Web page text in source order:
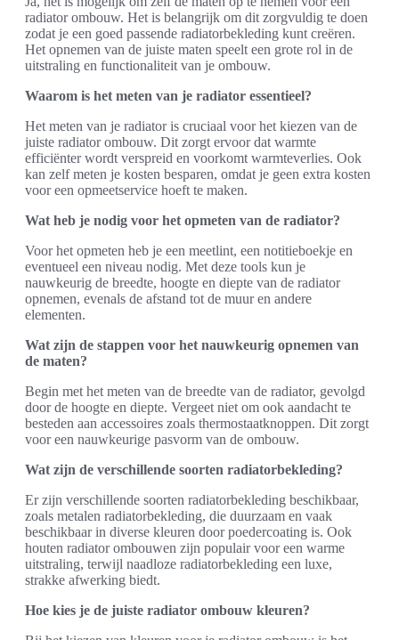
radiator ombouw. Het is belangrijk om dit zorgvuldig te doen
zodat je een goed passende radiatorbekleding kunt creëren.
Het opnemen van de juiste maten speelt een grote rol in de
uitstraling en functionaliteit van je ombouw.
Waarom is het meten van je radiator essentieel?
Het meten van je radiator is cruciaal voor het kiezen van de
juiste radiator ombouw. Dit zorgt ervoor dat warmte
efficiënter wordt verspreid en voorkomt warmteverlies. Ook
kan zelf meten je kosten besparen, omdat je geen extra kosten
voor een opmeetservice hoeft te maken.
Wat heb je nodig voor het opmeten van de radiator?
Voor het opmeten heb je een meetlint, een notitieboekje en
eventueel een niveau nodig. Met deze tools kun je
nauwkeurig de breedte, hoogte en diepte van de radiator
opnemen, evenals de afstand tot de muur en andere
elementen.
Wat zijn de stappen voor het nauwkeurig opnemen van
de maten?
Begin met het meten van de breedte van de radiator, gevolgd
door de hoogte en diepte. Vergeet niet om ook aandacht te
besteden aan accessoires zoals thermostaatknoppen. Dit zorgt
voor een nauwkeurige pasvorm van de ombouw.
Wat zijn de verschillende soorten radiatorbekleding?
Er zijn verschillende soorten radiatorbekleding beschikbaar,
zoals metalen radiatorbekleding, die duurzaam en vaak
beschikbaar in diverse kleuren door poedercoating is. Ook
houten radiator ombouwen zijn populair voor een warme
uitstraling, terwijl naadloze radiatorbekleding een luxe,
strakke afwerking biedt.
Hoe kies je de juiste radiator ombouw kleuren?